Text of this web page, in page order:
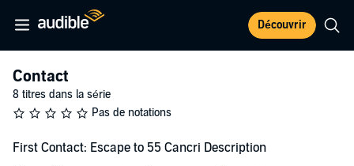
Découvrir
Contact
8 titres dans la série
Pas de notations
First Contact: Escape to 55 Cancri Description